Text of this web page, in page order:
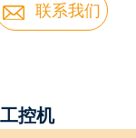
联系我们
控机